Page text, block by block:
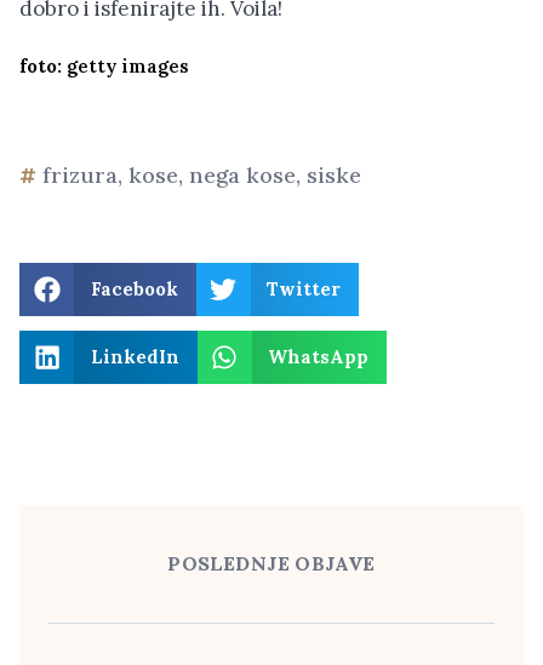
dobro i isfenirajte ih. Voila!
foto: getty images
frizura, kose, nega kose, siske
Facebook Twitter
LinkedIn WhatsApp
POSLEDNJE OBJAVE